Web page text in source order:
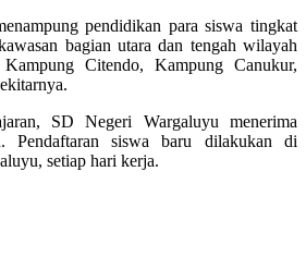
pendidikan para siswa tingkat
bagian utara dan tengah wilayah
Citendo, Kampung Canukur,
SD Negeri Wargaluyu menerima
Pendaftaran siswa baru dilakukan di
setiap hari kerja.